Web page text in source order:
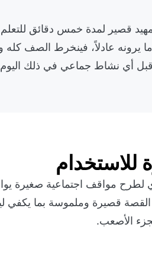
قصير لمدة خمس دقائق للتعلم
يرونه عادلاً، فينخرط الصف كله
أي نشاط جماعي في ذلك
للاستخدام
لطرح مواقف اجتماعية صغيرة
القصة قصيرة وملموسة بما يكفي
الأصعب.